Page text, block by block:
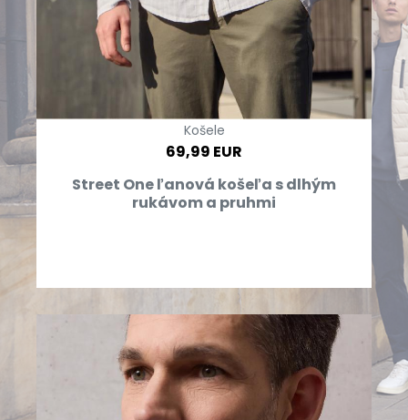
Košele
69,99 EUR
Street One ľanová košeľa s dlhým
rukávom a pruhmi